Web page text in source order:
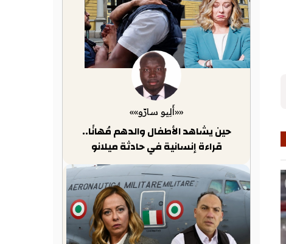
««أَلِيو سارّو»»
حين يشاهد الأطفال والدهم مُهانًا..
قراءة إنسانية في حادثة ميلانو